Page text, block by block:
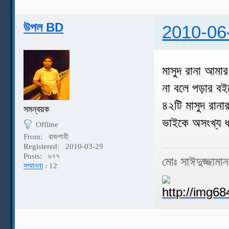
উপল BD 2010-
সমন্বয়ক
Offline
From:
রাজশাহী
Registered:
2010-03-29
Posts:
৯৭৭
সম্মাননা : 12
মাসুদ রানা
না বলে পড়ার
৪২টি মাসুদ
ভাইকে অসংখ্য
মোঃ